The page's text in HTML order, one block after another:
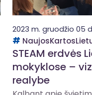
2023 m. gruodžio 05
STEAM erdvės
mokyklose –
realybe